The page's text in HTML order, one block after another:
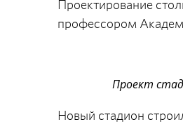
Проектирование
профессором
Проект
Новый стадион